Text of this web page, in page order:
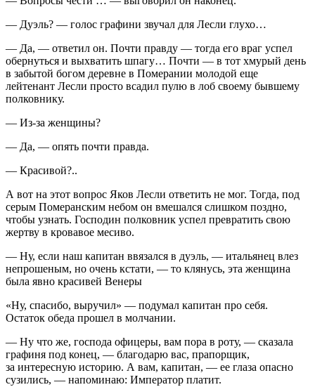
— Дуэль? — голос графини звучал для Лесли глухо…
— Да, — ответил он. Почти правду — тогда его враг успел
обернуться и выхватить шпагу… Почти — в тот хмурый день
в забытой богом деревне в Померании молодой еще
лейтенант Лесли просто всадил пулю в лоб своему бывшему
полковнику.
— Из-за женщины?
— Да, — опять почти правда.
— Красивой?..
А вот на этот вопрос Яков Лесли ответить не мог. Тогда, под
серым Померанским небом он вмешался слишком поздно,
чтобы узнать. Господин полковник успел превратить свою
жертву в кровавое месиво.
— Ну, если наш капитан ввязался в дуэль, — итальянец влез
непрошеным, но очень кстати, — то клянусь, эта женщина
была явно красивей Венеры
«Ну, спасибо, выручил» — подумал капитан про себя.
Остаток обеда прошел в молчании.
— Ну что же, господа офицеры, вам пора в роту, — сказала
графиня под конец, — благодарю вас, прапорщик,
за интересную историю. А вам, капитан, — ее глаза опасно
сузились, — напоминаю: Император платит.